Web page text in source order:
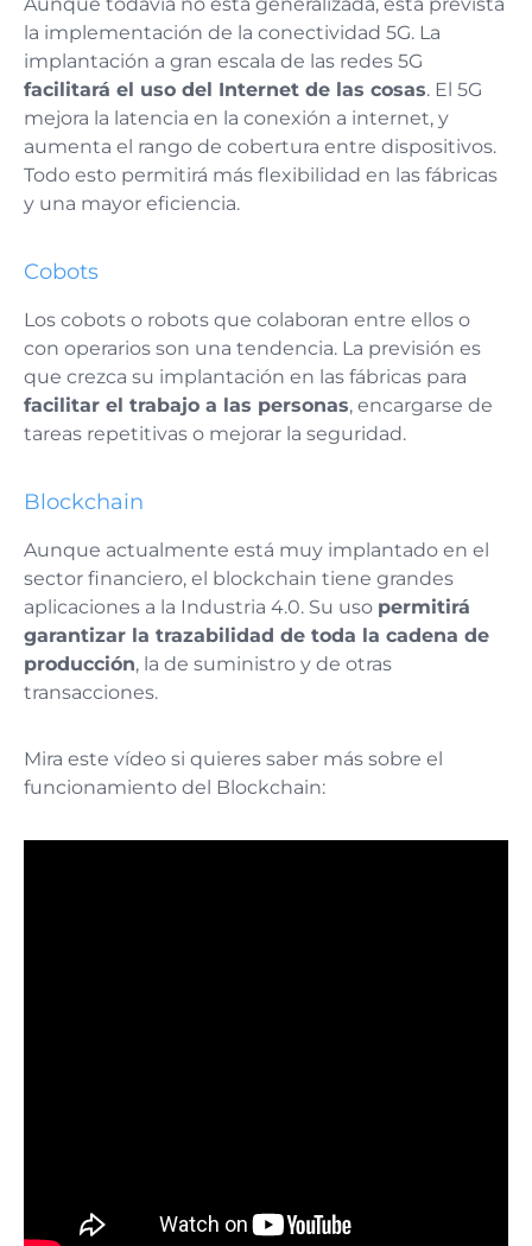
la implementación de la conectividad 5G. La
implantación a gran escala de las redes 5G
facilitará el uso del Internet de las cosas. El 5G
mejora la latencia en la conexión a internet, y
aumenta el rango de cobertura entre dispositivos.
Todo esto permitirá más flexibilidad en las fábricas
y una mayor eficiencia.
Cobots
Los cobots o robots que colaboran entre ellos o
con operarios son una tendencia. La previsión es
que crezca su implantación en las fábricas para
facilitar el trabajo a las personas, encargarse de
tareas repetitivas o mejorar la seguridad.
Blockchain
Aunque actualmente está muy implantado en el
sector financiero, el blockchain tiene grandes
aplicaciones a la Industria 4.0. Su uso permitirá
garantizar la trazabilidad de toda la cadena de
producción, la de suministro y de otras
transacciones.
Mira este vídeo si quieres saber más sobre el
funcionamiento del Blockchain: